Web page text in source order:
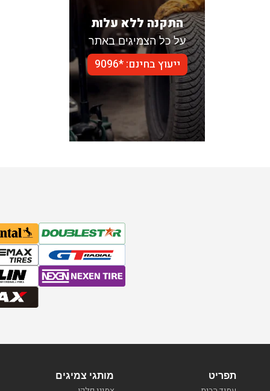
התקנה ללא עלות
על כל הצמיגים באתר
ייעוץ בחינם: *9096
מותגי צמיגים תפריט